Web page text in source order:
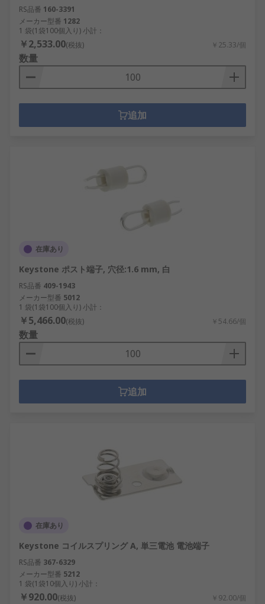
RS品番 160-3391
メーカー型番 1282
1 袋(1袋100個入り) 小計：
￥2,533.00(税抜) ￥25.33/個
数量
追加
在庫あり
Keystone ポスト端子, 穴径:1.6 mm, 白
RS品番 409-1943
メーカー型番 5012
1 袋(1袋100個入り) 小計：
￥5,466.00(税抜) ￥54.66/個
数量
追加
在庫あり
Keystone コイルスプリング A, 単三電池 電池端子
RS品番 367-6329
メーカー型番 5212
1 袋(1袋10個入り) 小計：
￥920.00(税抜) ￥92.00/個